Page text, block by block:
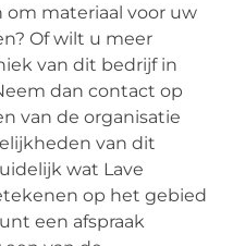
om materiaal voor uw
Of wilt u meer
van dit bedrijf in
dan contact op
van de organisatie
van dit
wat Lave
op het gebied
een afspraak